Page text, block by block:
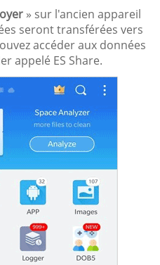
» sur l'ancien appareil
seront transférées vers
accéder aux données
appelé ES Share.